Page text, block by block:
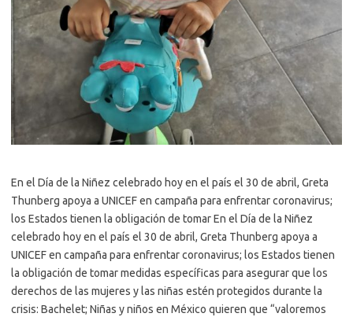
En el Día de la Niñez celebrado hoy en el país el 30 de abril, Greta
Thunberg apoya a UNICEF en campaña para enfrentar coronavirus;
los Estados tienen la obligación de tomar En el Día de la Niñez
celebrado hoy en el país el 30 de abril, Greta Thunberg apoya a
UNICEF en campaña para enfrentar coronavirus; los Estados tienen
la obligación de tomar medidas específicas para asegurar que los
derechos de las mujeres y las niñas estén protegidos durante la
crisis: Bachelet; Niñas y niños en México quieren que “valoremos